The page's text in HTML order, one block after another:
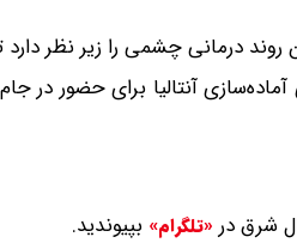
درمانی چشمی را زیر نظر دارد
شرق در «تلگرام» بپیوندید.